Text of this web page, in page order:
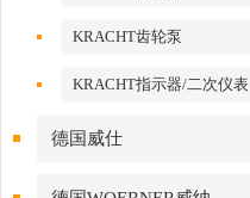
KRACHT齿轮泵
KRACHT指示器/二次仪表
德国威仕